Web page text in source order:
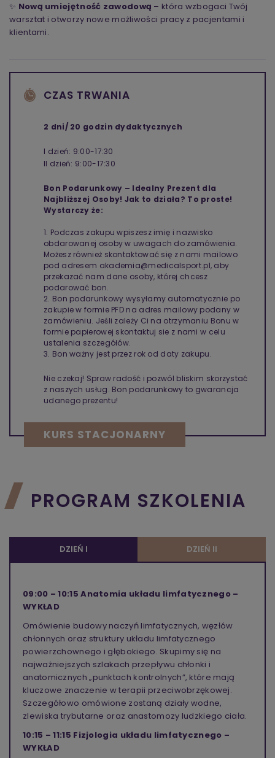
✨ Nową umiejętność zawodową – która wzbogaci Twój
warsztat i otworzy nowe możliwości pracy z pacjentami i
klientami.
CZAS TRWANIA
2 dni/ 20 godzin dydaktycznych
I dzień: 9:00-17:30
II dzień: 9:00-17:30
Bon Podarunkowy – Idealny Prezent dla
Najbliższej Osoby! Jak to działa? To proste!
Wystarczy że:
1. Podczas zakupu wpiszesz imię i nazwisko
obdarowanej osoby w uwagach do zamówienia.
Możesz również skontaktować się z nami mailowo
pod adresem akademia@medicalsport.pl, aby
przekazać nam dane osoby, której chcesz
podarować bon.
2. Bon podarunkowy wysyłamy automatycznie po
zakupie w formie PFD na adres mailowy podany w
zamówieniu. Jeśli zależy Ci na otrzymaniu Bonu w
formie papierowej skontaktuj sie z nami w celu
ustalenia szczegółów.
3. Bon ważny jest przez rok od daty zakupu.
Nie czekaj! Spraw radość i pozwól bliskim skorzystać
z naszych usług. Bon podarunkowy to gwarancja
udanego prezentu!
KURS STACJONARNY
PROGRAM SZKOLENIA
DZIEŃ I DZIEŃ II
09:00 – 10:15 Anatomia układu limfatycznego –
WYKŁAD
Omówienie budowy naczyń limfatycznych, węzłów
chłonnych oraz struktury układu limfatycznego
powierzchownego i głębokiego. Skupimy się na
najważniejszych szlakach przepływu chłonki i
anatomicznych „punktach kontrolnych”, które mają
kluczowe znaczenie w terapii przeciwobrzękowej.
Szczegółowo omówione zostaną działy wodne,
zlewiska trybutarne oraz anastomozy ludzkiego ciała.
10:15 – 11:15 Fizjologia układu limfatycznego –
WYKŁAD